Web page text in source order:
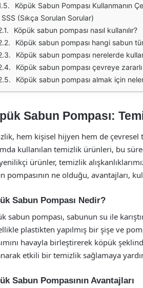
Köpük Sabun Pompası Kullanmanın
SSS (Sıkça Sorulan Sorular)
Köpük sabun pompası nasıl kullanılır?
Köpük sabun pompası hangi sabun
Köpük sabun pompası nerelerde
Köpük sabun pompası çevreye zararlı
Köpük sabun pompası almak için
Sabun Pompası:
hem kişisel hijyen hem de
kullanılan temizlik ürünleri, bu
ürünler, temizlik
pompasının ne olduğu, avantajları,
Sabun Pompası Nedir?
sabun pompası, sabunun su ile
plastikten yapılmış bir şişe ve
havayla birleştirerek köpük
etkili bir temizlik sağlamaya
Sabun Pompasının Avantajları